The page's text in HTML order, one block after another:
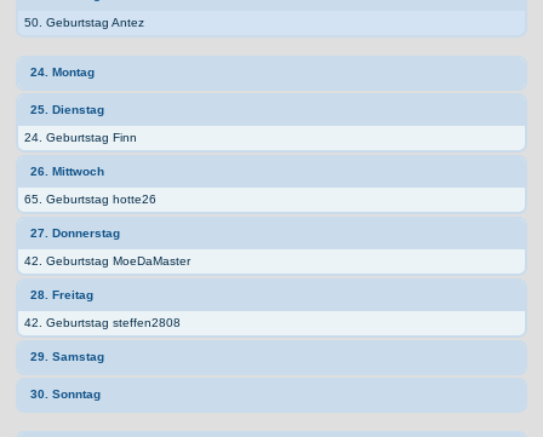
50. Geburtstag Antez
24. Montag
25. Dienstag
24. Geburtstag Finn
26. Mittwoch
65. Geburtstag hotte26
27. Donnerstag
42. Geburtstag MoeDaMaster
28. Freitag
42. Geburtstag steffen2808
29. Samstag
30. Sonntag